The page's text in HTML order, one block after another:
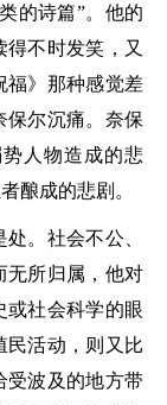
的诗篇”。他的
得不时发笑，又
福》那种感觉差
保尔沉痛。奈保
人物造成的悲
酿成的悲剧。
。社会不公、
无所归属，他对
或社会科学的眼
民活动，则又比
受波及的地方带